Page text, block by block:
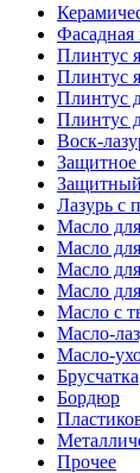
Фасадная
Плинтус
Плинтус
Плинтус
Плинтус
Воск-
Защитное
Лазурь с
Масло
Масло
Масло
Масло
Масло с
Масло-
Масло-
Брусчатка
Бордюр
Прочее